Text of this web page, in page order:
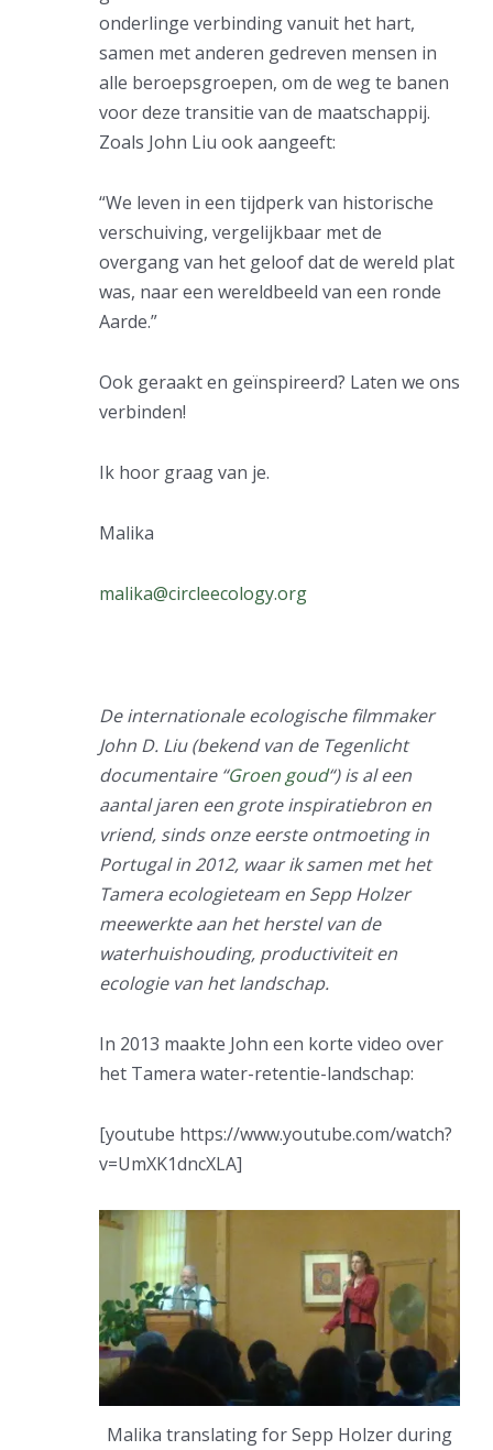
onderlinge verbinding vanuit het hart,
samen met anderen gedreven mensen in
alle beroepsgroepen, om de weg te banen
voor deze transitie van de maatschappij.
Zoals John Liu ook aangeeft:
“We leven in een tijdperk van historische
verschuiving, vergelijkbaar met de
overgang van het geloof dat de wereld plat
was, naar een wereldbeeld van een ronde
Aarde.”
Ook geraakt en geïnspireerd? Laten we ons
verbinden!
Ik hoor graag van je.
Malika
malika@circleecology.org
De internationale ecologische filmmaker
John D. Liu (bekend van de Tegenlicht
documentaire “Groen goud“) is al een
aantal jaren een grote inspiratiebron en
vriend, sinds onze eerste ontmoeting in
Portugal in 2012, waar ik samen met het
Tamera ecologieteam en Sepp Holzer
meewerkte aan het herstel van de
waterhuishouding, productiviteit en
ecologie van het landschap.
In 2013 maakte John een korte video over
het Tamera water-retentie-landschap:
[youtube https://www.youtube.com/watch?
v=UmXK1dncXLA]
Malika translating for Sepp Holzer during